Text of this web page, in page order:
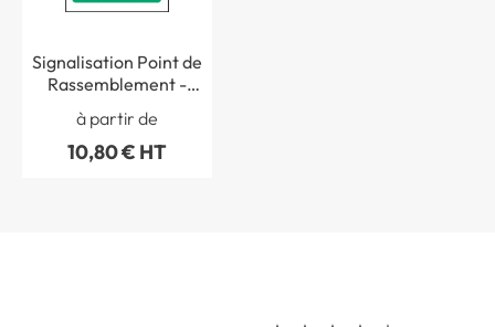
Signalisation Point de
Rassemblement -
à partir de
10,80 € HT